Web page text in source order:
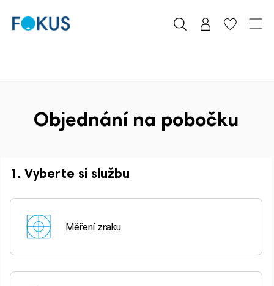
Objednání na pobočku
1. Vyberte si službu
Měření zraku